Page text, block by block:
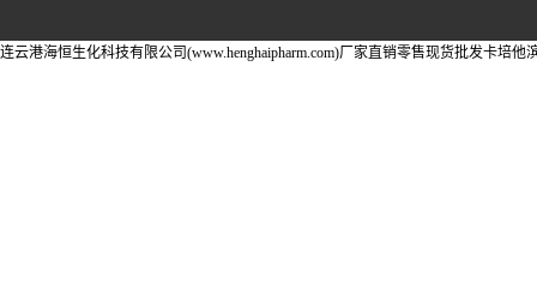
连云港海恒生化科技有限公司(www.henghaipharm.com)厂家直销零售现货批发卡培